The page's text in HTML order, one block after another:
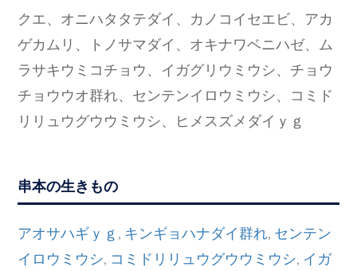
クエ、オニハタタテダイ、カノコイセエビ、アカ
ゲカムリ、トノサマダイ、オキナワベニハゼ、ム
ラサキウミコチョウ、イガグリウミウシ、チョウ
チョウウオ群れ、センテンイロウミウシ、コミド
リリュウグウウミウシ、ヒメスズメダイｙｇ
串本の生きもの
アオサハギｙｇ , キンギョハナダイ群れ, センテン
イロウミウシ, コミドリリュウグウウミウシ, イガ